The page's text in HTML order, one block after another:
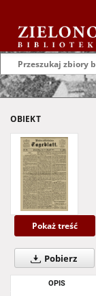
OBIEKT
Pokaż treść
Pobierz
OPIS